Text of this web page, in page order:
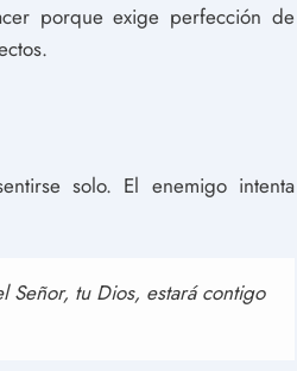
porque exige perfección de
solo. El enemigo intenta
Señor, tu Dios, estará contigo